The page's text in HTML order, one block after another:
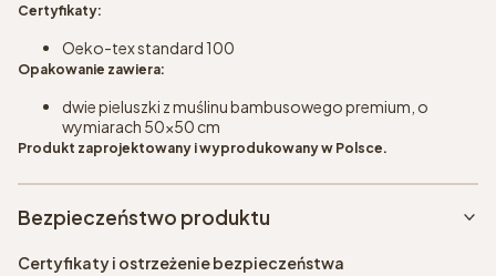
Certyfikaty:
Oeko-tex standard 100
Opakowanie zawiera:
dwie pieluszki z muślinu bambusowego premium, o
wymiarach 50x50 cm
Produkt zaprojektowany i wyprodukowany w Polsce.
Bezpieczeństwo produktu
Certyfikaty i ostrzeżenie bezpieczeństwa